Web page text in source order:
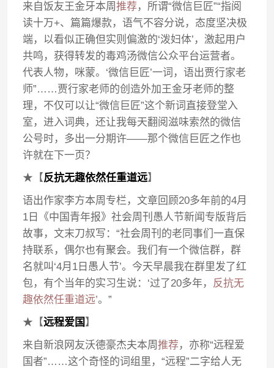
来自饭友王金牙本周推荐 ，所谓“微信巨匠”“指阅
读十万+、篇篇爆款，语气不容分说，态度坚决极
端，以看似正确但实则偏激的‘泼妇体’，激起用户
共鸣，获得转发的毒鸡汤微信公众平台运营者。
代表人物，咪蒙。‘微信巨匠’一词，语出贾行家老
师”……贾行家老师的创造外加王金牙老师的整
理，不仅可以让“微信巨匠”这个新词直接登堂入
室，进入词典，还让我每天翻阅滋味索然的微信
公号时，多出一分期许——那个微信巨匠之作也
许就在下一页？
★【反抗无趣依然任重道远】
语出作家李方本周专栏，文章回顾20多年前的4月
1日《中国青年报》社会周刊愚人节新闻专版背后
故事，文末刀叔写：“社会周刊的老同事们一直保
持联系，偶尔也有聚会。我们有一个微信群，群
名就叫‘4月1日愚人节’。今天早晨我在群里发了红
包，有个当年的实习生说：‘过了20多年， 反抗无
趣依然任重道远’。”
★【远程爱国】
来自新浪网友沃德豪杰夫本周推荐 ，亦称“远程爱
国者”……这个奇怪的词组里，“远程”二字给人无